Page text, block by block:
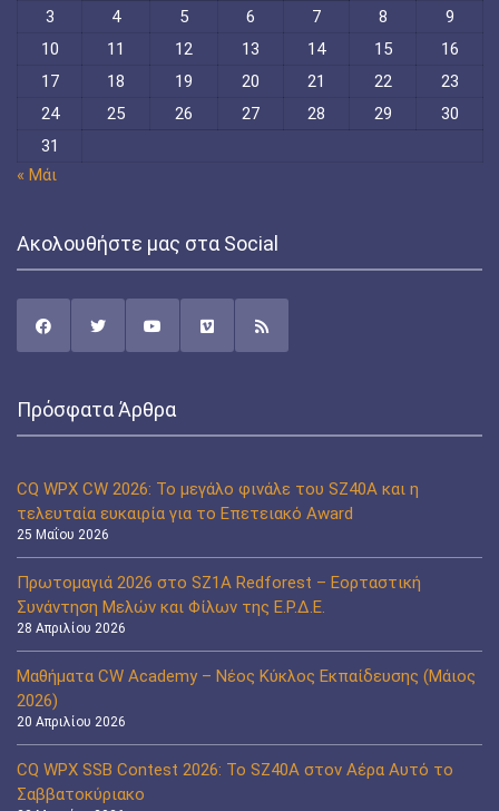
3
4 5 6 7 8
9
10
11 12 13 14 15
16
17
18 19 20 21 22
23
24
25 26 27 28 29
30
31
« Μάι
Ακολουθήστε μας στα Social
Πρόσφατα Άρθρα
CQ WPX CW 2026: Το μεγάλο φινάλε του SZ40A και η
τελευταία ευκαιρία για το Επετειακό Award
25 Μαΐου 2026
Πρωτομαγιά 2026 στο SZ1A Redforest – Εορταστική
Συνάντηση Μελών και Φίλων της Ε.Ρ.Δ.Ε.
28 Απριλίου 2026
Μαθήματα CW Academy – Νέος Κύκλος Εκπαίδευσης (Μάιος
2026)
20 Απριλίου 2026
CQ WPX SSB Contest 2026: Το SZ40A στον Αέρα Αυτό το
Σαββατοκύριακο